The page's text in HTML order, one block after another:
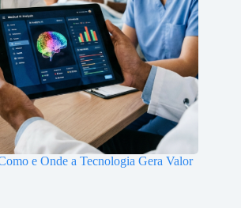
e Onde a Tecnologia Gera Valor